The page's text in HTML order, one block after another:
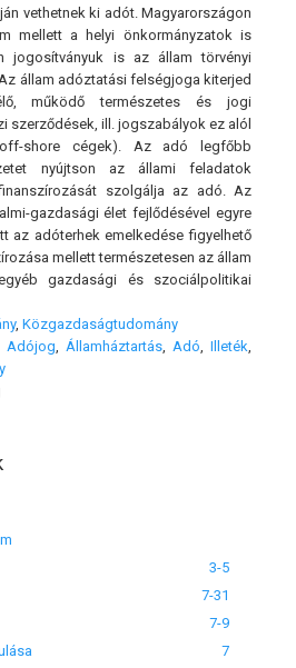
vethetnek ki adót. Magyarországon
mellett a helyi önkormányzatok is
jogosítványuk is az állam törvényi
állam adóztatási felségjoga kiterjed
működő természetes és jogi
szerződések, ill. jogszabályok ez alól
shore cégek). Az adó legfőbb
nyújtson az állami feladatok
szolgálja az adó. Az
gazdasági élet fejlődésével egyre
az adóterhek emelkedése figyelhető
mellett természetesen az állam
gazdasági és szociálpolitikai
, Közgazdaságtudomány
Adójog Államháztartás Adó Illeték
3-5
7-31
7-9
7